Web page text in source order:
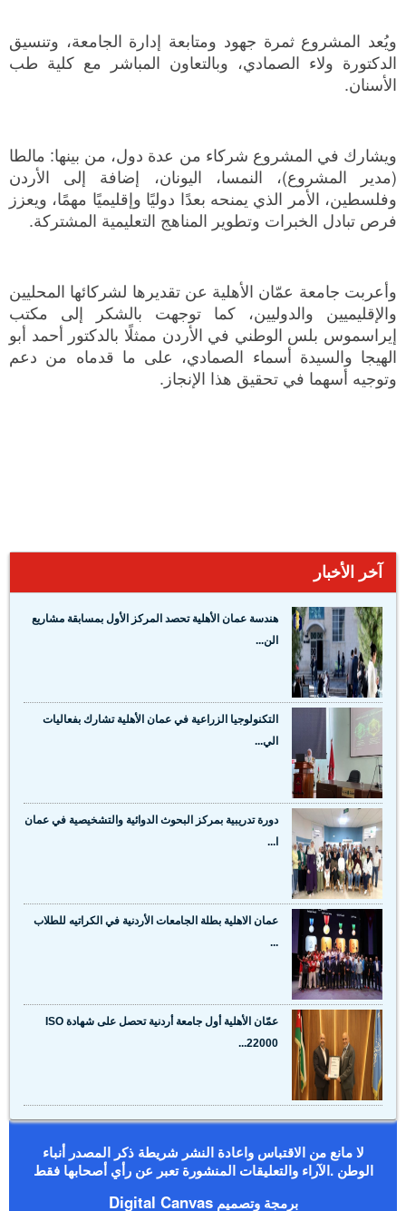
ويُعد المشروع ثمرة جهود ومتابعة إدارة الجامعة، وتنسيق
الدكتورة ولاء الصمادي، وبالتعاون المباشر مع كلية طب
الأسنان.
ويشارك في المشروع شركاء من عدة دول، من بينها: مالطا
(مدير المشروع)، النمسا، اليونان، إضافة إلى الأردن
وفلسطين، الأمر الذي يمنحه بعدًا دوليًا وإقليميًا مهمًا، ويعزز
فرص تبادل الخبرات وتطوير المناهج التعليمية المشتركة.
وأعربت جامعة عمّان الأهلية عن تقديرها لشركائها المحليين
والإقليميين والدوليين، كما توجهت بالشكر إلى مكتب
إيراسموس بلس الوطني في الأردن ممثلًا بالدكتور أحمد أبو
الهيجا والسيدة أسماء الصمادي، على ما قدماه من دعم
وتوجيه أسهما في تحقيق هذا الإنجاز.
آخر الأخبار
هندسة عمان الأهلية تحصد المركز الأول بمسابقة مشاريع
الن...
التكنولوجيا الزراعية في عمان الأهلية تشارك بفعاليات
الي...
دورة تدريبية بمركز البحوث الدوائية والتشخيصية في عمان
ا...
عمان الاهلية بطلة الجامعات الأردنية في الكراتيه للطلاب
...
عمّان الأهلية أول جامعة أردنية تحصل على شهادة ISO
22000...
لا مانع من الاقتباس واعادة النشر شريطة ذكر المصدر أنباء
الوطن .الآراء والتعليقات المنشورة تعبر عن رأي أصحابها فقط
برمجة وتصميمDigital Canvas